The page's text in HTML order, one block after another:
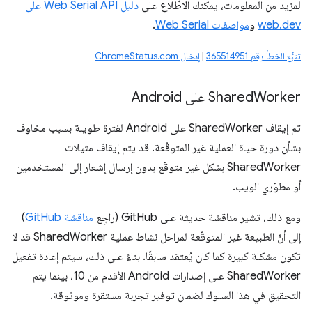
لمزيد من المعلومات، يمكنك الاطّلاع على
دليل Web Serial API على
web.dev ومواصفات Web Serial .
تتبُّع الخطأ رقم ‎365514951 |إدخال ChromeStatus.com
SharedWorker على Android
تم إيقاف SharedWorker على Android لفترة طويلة بسبب مخاوف
بشأن دورة حياة العملية غير المتوقّعة. قد يتم إيقاف مثيلات
SharedWorker بشكل غير متوقّع بدون إرسال إشعار إلى المستخدمين
أو مطوّري الويب.
ومع ذلك، تشير مناقشة حديثة على GitHub (راجِع مناقشة GitHub
)
إلى أنّ الطبيعة غير المتوقّعة لمراحل نشاط عملية SharedWorker قد لا
تكون مشكلة كبيرة كما كان يُعتقد سابقًا. بناءً على ذلك، سيتم إعادة تفعيل
SharedWorker على إصدارات Android الأقدم من 10، بينما يتم
التحقيق في هذا السلوك لضمان توفير تجربة مستقرة وموثوقة.